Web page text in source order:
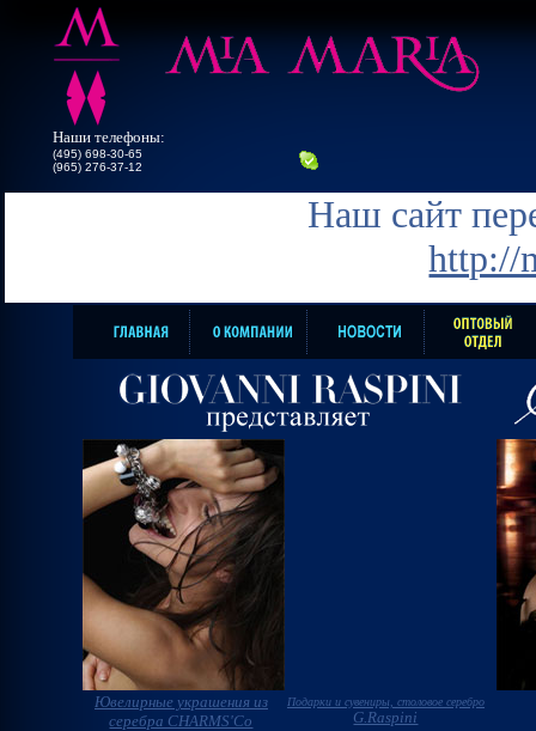
Наши телефоны:
(495) 698-30-65
(965) 276-37-12
Наш сайт
http://
Ювелирные украшения из
серебра CHARMS'Co
Подарки и сувениры, столовое серебро
G.Raspini